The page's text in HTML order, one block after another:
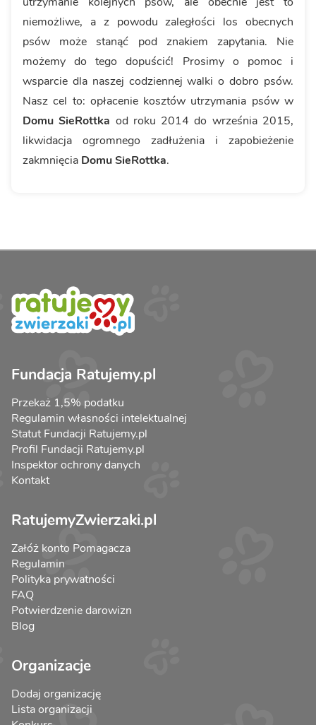
niemożliwe, a z powodu zaległości los obecnych
psów może stanąć pod znakiem zapytania. Nie
możemy do tego dopuścić! Prosimy o pomoc i
wsparcie dla naszej codziennej walki o dobro psów.
Nasz cel to: opłacenie kosztów utrzymania psów w
Domu SieRottka od roku 2014 do września 2015,
likwidacja ogromnego zadłużenia i zapobieżenie
zakmnięcia Domu SieRottka.
Fundacja Ratujemy.pl
Przekaż 1,5% podatku
Regulamin własności intelektualnej
Statut Fundacji Ratujemy.pl
Profil Fundacji Ratujemy.pl
Inspektor ochrony danych
Kontakt
RatujemyZwierzaki.pl
Załóż konto Pomagacza
Regulamin
Polityka prywatności
FAQ
Potwierdzenie darowizn
Blog
Organizacje
Dodaj organizację
Lista organizacji